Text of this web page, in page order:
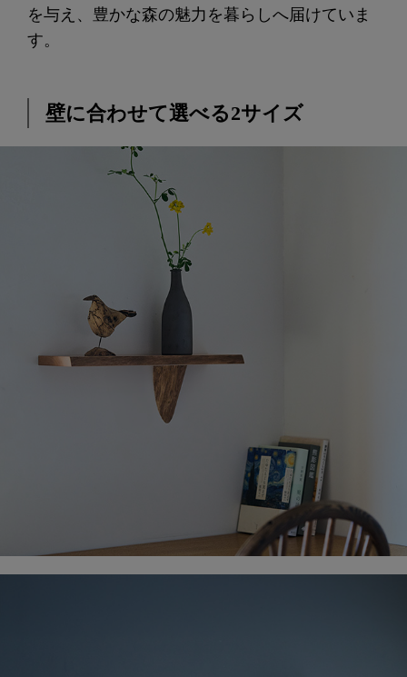
を与え、豊かな森の魅力を暮らしへ届けていま
す。
壁に合わせて選べる2サイズ